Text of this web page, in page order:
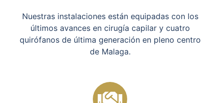
Nuestras instalaciones están equipadas con los
últimos avances en cirugía capilar y cuatro
quirófanos de última generación en pleno centro
de Malaga.